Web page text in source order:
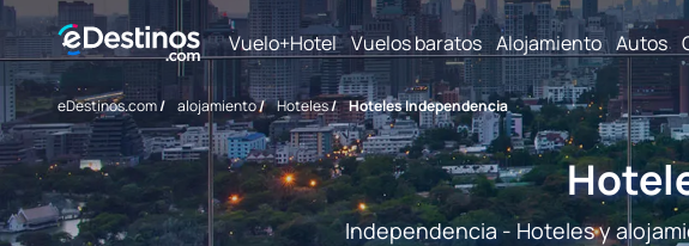
Vuelo+Hotel Vuelos baratos Alojamiento Autos
eDestinos.com/ alojamiento/ Hoteles/ Hoteles Independencia
Independencia - Hoteles y